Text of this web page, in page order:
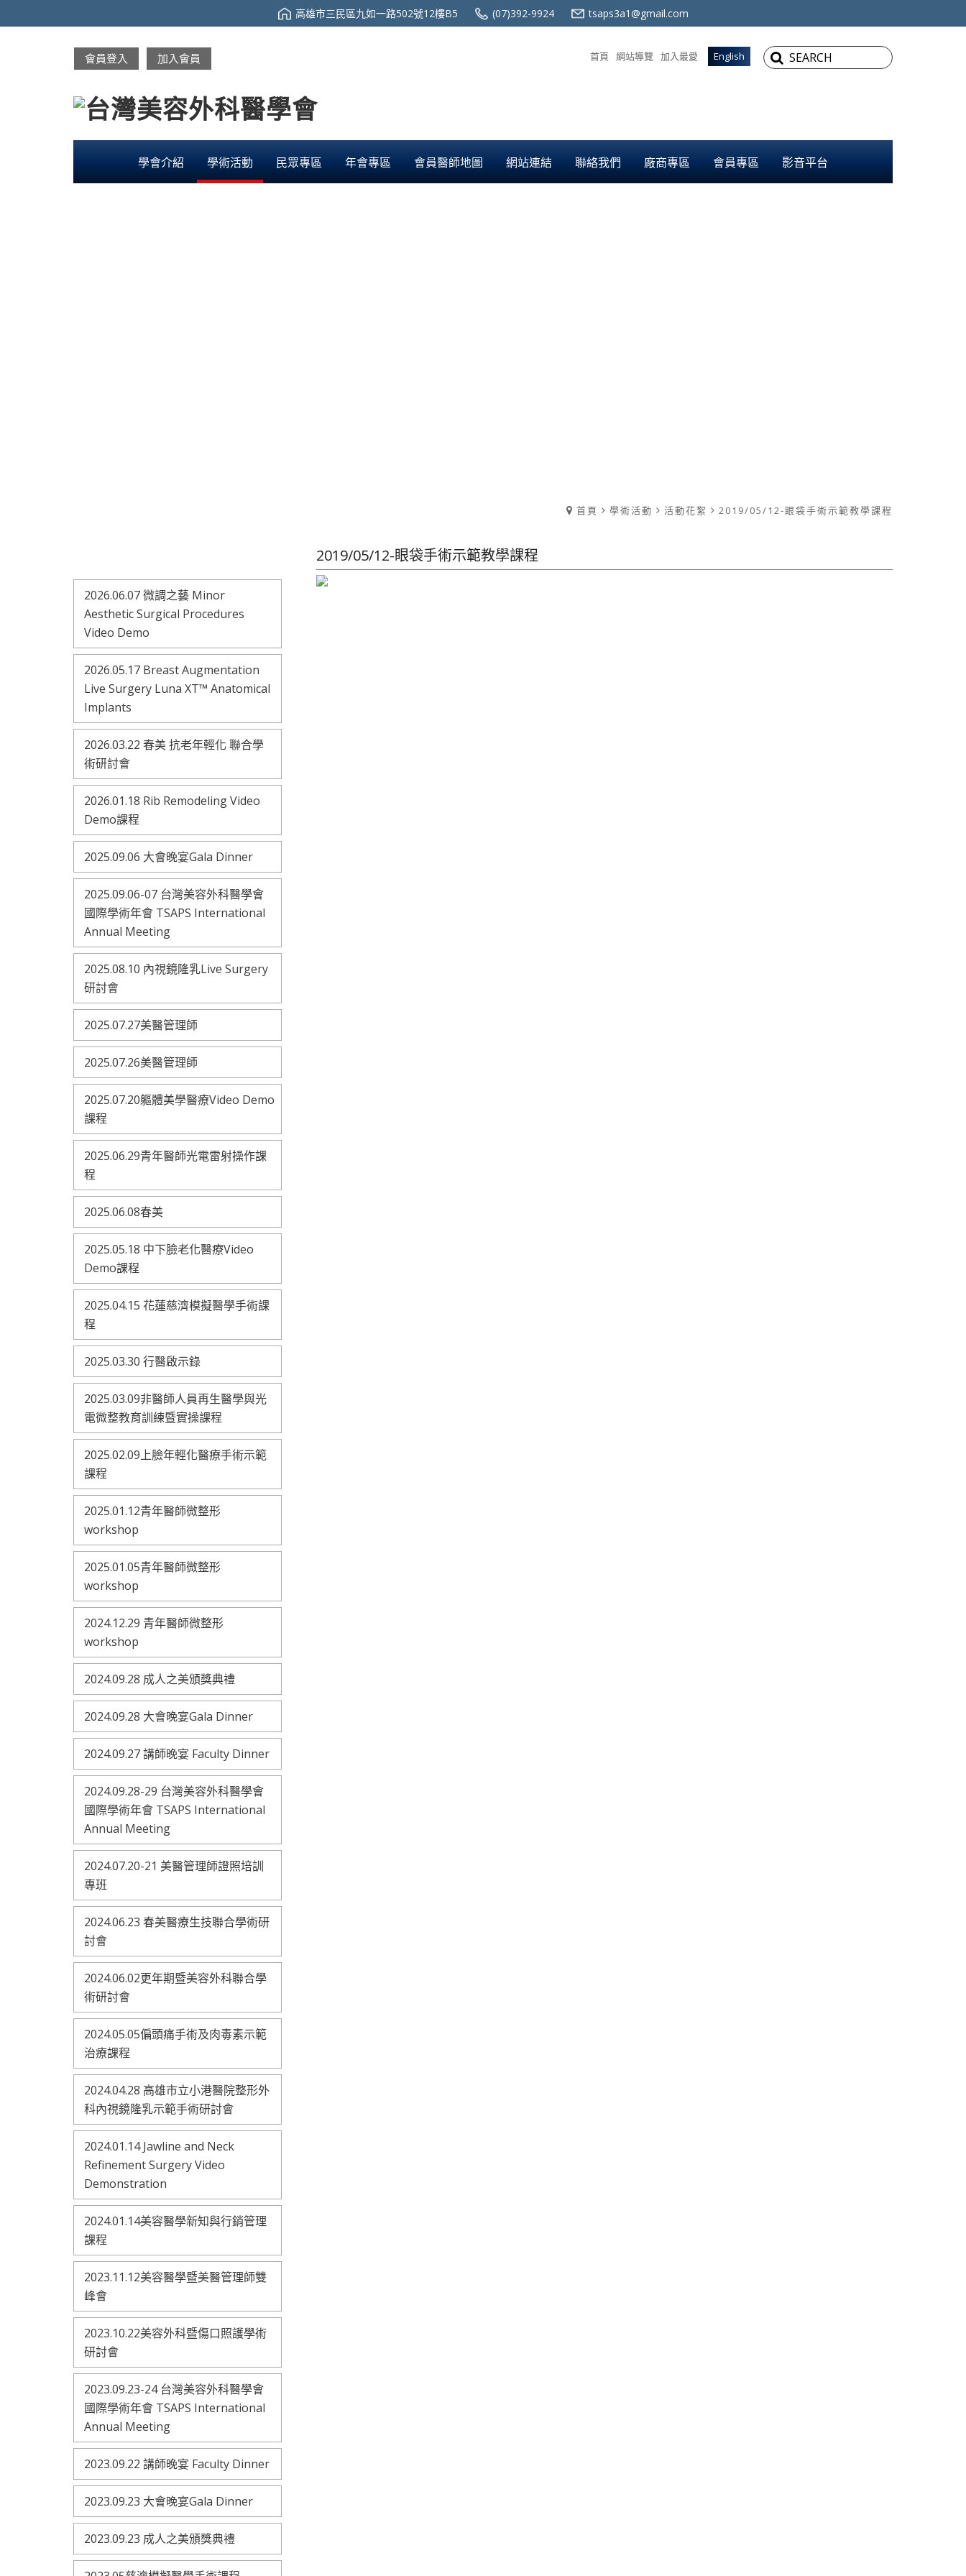
高雄市三民區九如一路502號12樓B5 (07)392-9924 tsaps3a1@gmail.com
首頁 網站導覽 加入最愛 English
會員登入 加入會員
學會介紹 學術活動 民眾專區 年會專區 會員醫師地圖 網站連結 聯絡我們 廠商專區 會員專區 影音平台
首頁 學術活動 活動花絮 2019/05/12-眼袋手術示範教學課程
2026.06.07 微調之藝 Minor
Aesthetic Surgical Procedures
Video Demo
2026.05.17 Breast Augmentation
Live Surgery Luna XT™ Anatomical
Implants
2026.03.22 春美 抗老年輕化 聯合學
術研討會
2026.01.18 Rib Remodeling Video
Demo課程
2025.09.06 大會晚宴Gala Dinner
2025.09.06-07 台灣美容外科醫學會
國際學術年會 TSAPS International
Annual Meeting
2025.08.10 內視鏡隆乳Live Surgery
研討會
2025.07.27美醫管理師
2025.07.26美醫管理師
2025.07.20軀體美學醫療Video Demo
課程
2025.06.29青年醫師光電雷射操作課
程
2025.06.08春美
2025.05.18 中下臉老化醫療Video
Demo課程
2025.04.15 花蓮慈濟模擬醫學手術課
程
2025.03.30 行醫啟示錄
2025.03.09非醫師人員再生醫學與光
電微整教育訓練暨實操課程
2025.02.09上臉年輕化醫療手術示範
課程
2025.01.12青年醫師微整形
workshop
2025.01.05青年醫師微整形
workshop
2024.12.29 青年醫師微整形
workshop
2024.09.28 成人之美頒獎典禮
2024.09.28 大會晚宴Gala Dinner
2024.09.27 講師晚宴 Faculty Dinner
2024.09.28-29 台灣美容外科醫學會
國際學術年會 TSAPS International
Annual Meeting
2024.07.20-21 美醫管理師證照培訓
專班
2024.06.23 春美醫療生技聯合學術研
討會
2024.06.02更年期暨美容外科聯合學
術研討會
2024.05.05偏頭痛手術及肉毒素示範
治療課程
2024.04.28 高雄市立小港醫院整形外
科內視鏡隆乳示範手術研討會
2024.01.14 Jawline and Neck
Refinement Surgery Video
Demonstration
2024.01.14美容醫學新知與行銷管理
課程
2023.11.12美容醫學暨美醫管理師雙
峰會
2023.10.22美容外科暨傷口照護學術
研討會
2023.09.23-24 台灣美容外科醫學會
國際學術年會 TSAPS International
Annual Meeting
2023.09.22 講師晚宴 Faculty Dinner
2023.09.23 大會晚宴Gala Dinner
2023.09.23 成人之美頒獎典禮
2019/05/12-眼袋手術示範教學課程